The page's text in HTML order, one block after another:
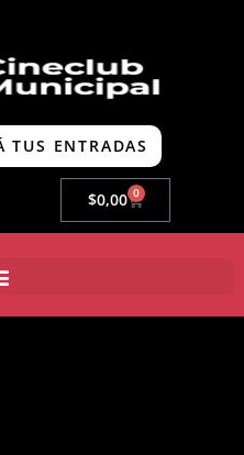
TUS ENTRADAS
$0,00 0